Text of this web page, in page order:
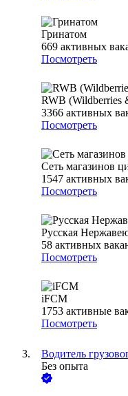
Гринатом
669 активных
Посмотреть
RWB (Wildberries
3366 активных
Посмотреть
Сеть магазинов
1547 активных
Посмотреть
Русская
58 активных
Посмотреть
iFCM
1753 активные
Посмотреть
Водитель
Без опыта